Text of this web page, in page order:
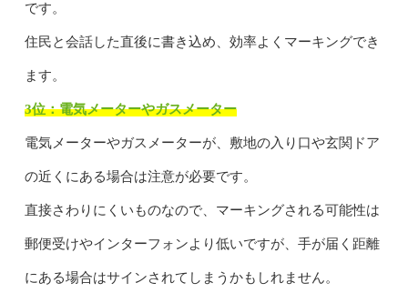
です。
住民と会話した直後に書き込め、効率よくマーキングでき
ます。
3位：電気メーターやガスメーター
電気メーターやガスメーターが、敷地の入り口や玄関ドア
の近くにある場合は注意が必要です。
直接さわりにくいものなので、マーキングされる可能性は
郵便受けやインターフォンより低いですが、手が届く距離
にある場合はサインされてしまうかもしれません。